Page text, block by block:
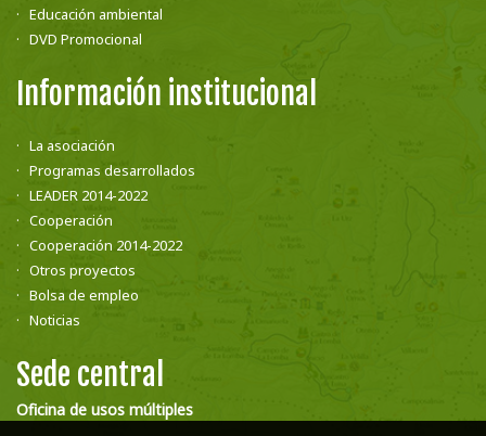
Educación ambiental
DVD Promocional
Información institucional
La asociación
Programas desarrollados
LEADER 2014-2022
Cooperación
Cooperación 2014-2022
Otros proyectos
Bolsa de empleo
Noticias
Sede central
Oficina de usos múltiples